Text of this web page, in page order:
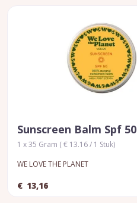
Sunscreen Balm Spf 50
1 x 35 Gram ( € 13.16 / 1 Stuk)
WE LOVE THE PLANET
€ 13,16